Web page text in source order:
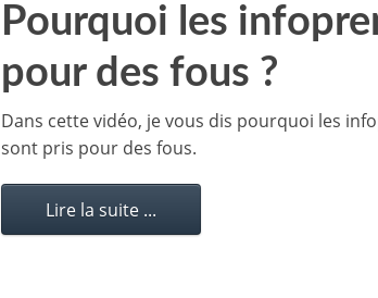
Pourquoi les
pour des fous ?
Dans cette vidéo, je vous dis pourquoi les
sont pris pour des fous.
Lire la suite ...